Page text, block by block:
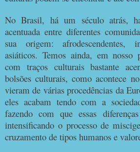
No Brasil, há um século atrás,
acentuada entre diferentes
sua origem: afrodescendentes,
asiáticos. Temos ainda, em nosso
com traços culturais bastante
bolsões culturais, como acontece
vieram de várias procedências da
eles acabam tendo com a
fazendo com que essas
intensificando o processo de
cruzamento de tipos humanos e